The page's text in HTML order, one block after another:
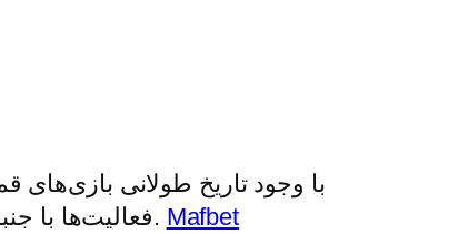
با وجود تاریخ طولانی بازی‌های
فعالیت‌ها با جنبه‌های مثبت و منفی همراه بوده و تأثیرات آنها بر رفتار و نگرش‌های اجتماعی به وضوح مشهود است. Mafbet